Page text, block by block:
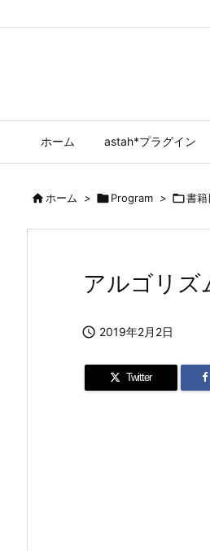
ホーム astah*プラグイン
ホーム > Program > 書籍
アルゴリズ
 2019年2月2日
Twitter